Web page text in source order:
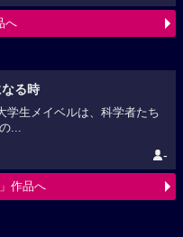
へ
る時
学生メイベルは、科学者たち
...
-
作品へ